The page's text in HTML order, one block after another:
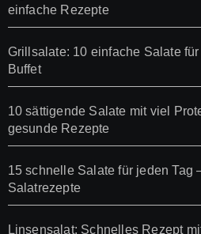
einfache Rezepte
Grillsalate: 10 einfache Salate
Buffet
10 sättigende Salate mit viel
gesunde Rezepte
15 schnelle Salate für jeden Tag
Salatrezepte
Linsensalat: Schnelles Rezept